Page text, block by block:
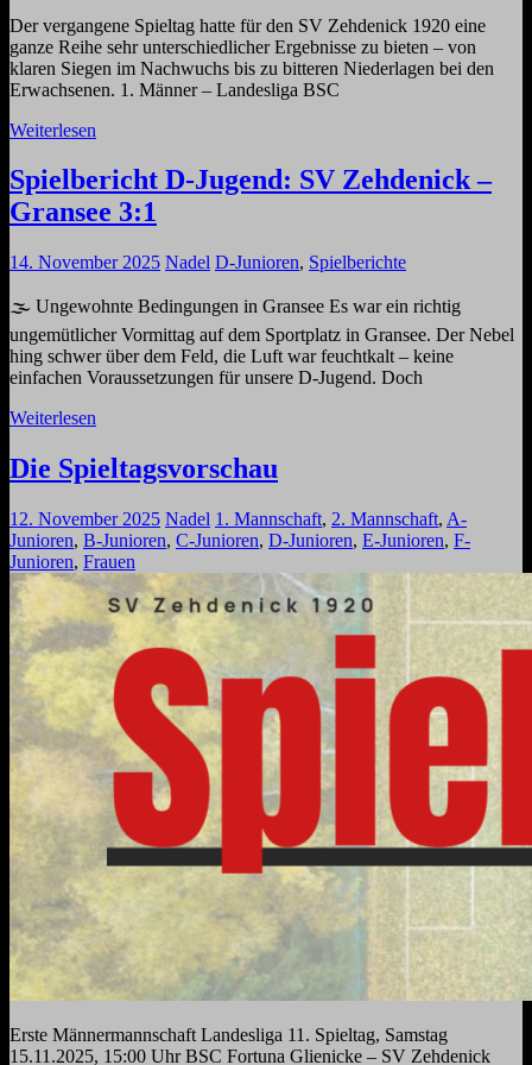
Der vergangene Spieltag hatte für den SV Zehdenick 1920 eine
ganze Reihe sehr unterschiedlicher Ergebnisse zu bieten – von
klaren Siegen im Nachwuchs bis zu bitteren Niederlagen bei den
Erwachsenen. 1. Männer – Landesliga BSC
Weiterlesen
Spielbericht D-Jugend: SV Zehdenick –
Gransee 3:1
14. November 2025 Nadel D-Junioren, Spielberichte
🌫️ Ungewohnte Bedingungen in Gransee Es war ein richtig
ungemütlicher Vormittag auf dem Sportplatz in Gransee. Der Nebel
hing schwer über dem Feld, die Luft war feuchtkalt – keine
einfachen Voraussetzungen für unsere D-Jugend. Doch
Weiterlesen
Die Spieltagsvorschau
12. November 2025 Nadel 1. Mannschaft, 2. Mannschaft, A-
Junioren, B-Junioren, C-Junioren, D-Junioren, E-Junioren, F-
Junioren, Frauen
Erste Männermannschaft Landesliga 11. Spieltag, Samstag
15.11.2025, 15:00 Uhr​ BSC Fortuna Glienicke – SV Zehdenick